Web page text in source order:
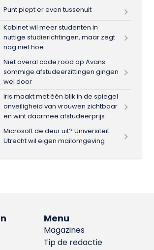
Punt piept er even tussenuit
Kabinet wil meer studenten in
nuttige studierichtingen, maar zegt
nog niet hoe
Niet overal code rood op Avans:
sommige afstudeerzittingen gingen
wel door
Iris maakt met één blik in de spiegel
onveiligheid van vrouwen zichtbaar
en wint daarmee afstudeerprijs
Microsoft de deur uit? Universiteit
Utrecht wil eigen mailomgeving
Menu
Magazines
Tip de redactie